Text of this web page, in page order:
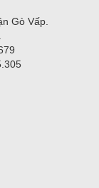
Gò Vấp.